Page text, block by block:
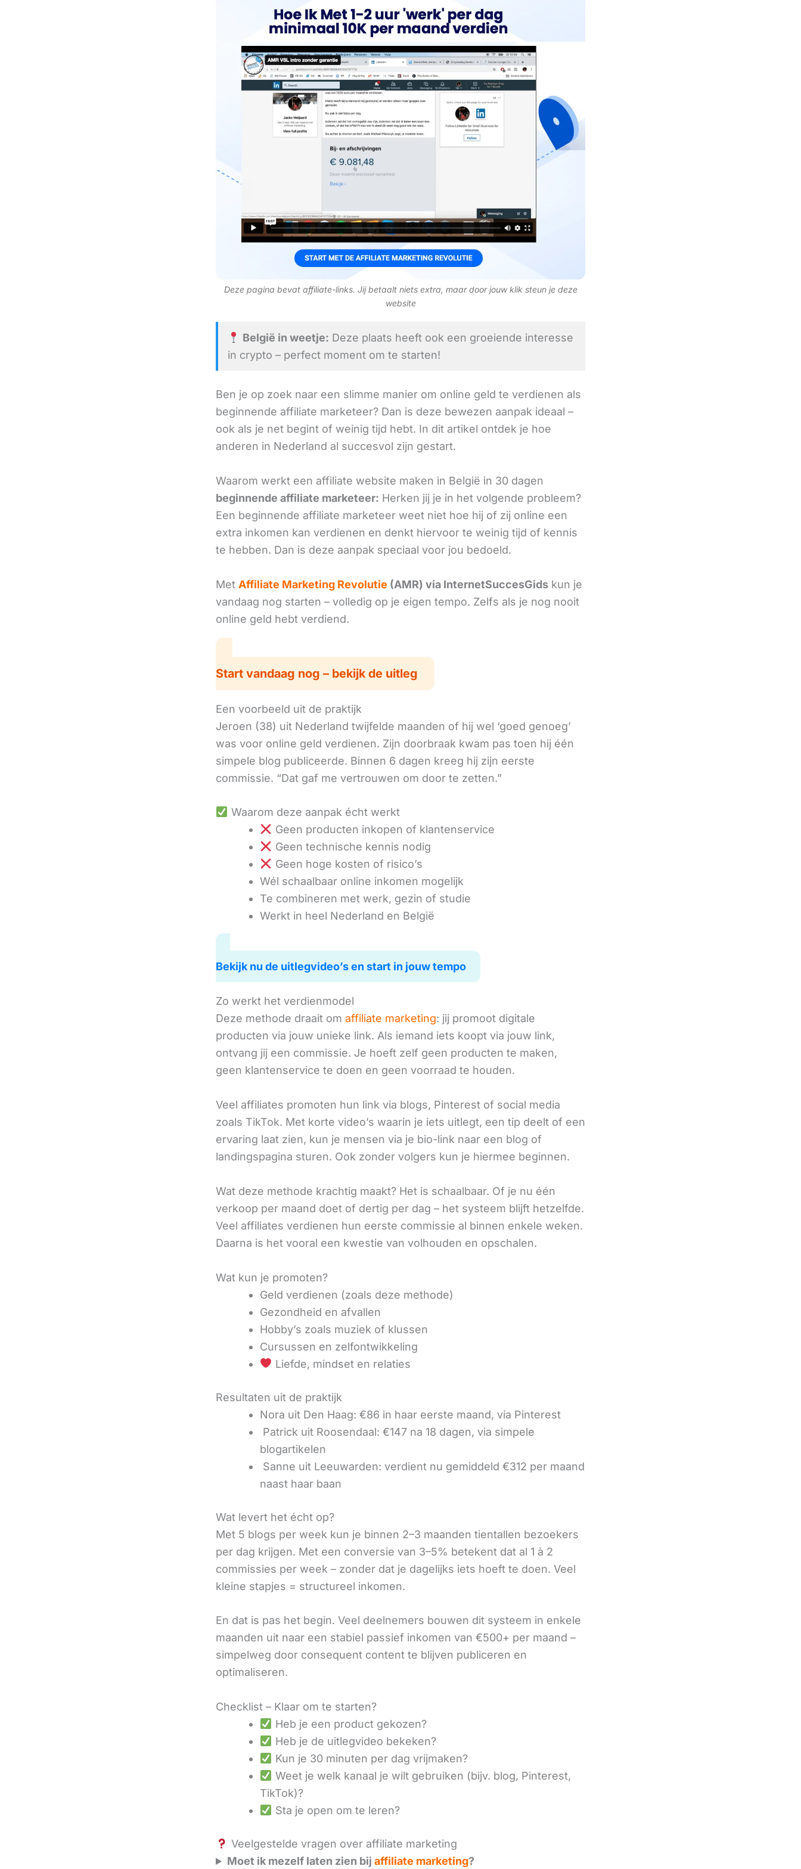
Deze pagina bevat affiliate-links. Jij betaalt niets extra, maar door jouw klik steun je deze
website
België in weetje: Deze plaats heeft ook een groeiende interesse
in crypto – perfect moment om te starten!
Ben je op zoek naar een slimme manier om online geld te verdienen als
beginnende affiliate marketeer? Dan is deze bewezen aanpak ideaal –
ook als je net begint of weinig tijd hebt. In dit artikel ontdek je hoe
anderen in Nederland al succesvol zijn gestart.
Waarom werkt een affiliate website maken in België in 30 dagen
beginnende affiliate marketeer: Herken jij je in het volgende probleem?
Een beginnende affiliate marketeer weet niet hoe hij of zij online een
extra inkomen kan verdienen en denkt hiervoor te weinig tijd of kennis
te hebben. Dan is deze aanpak speciaal voor jou bedoeld.
Met Affiliate Marketing Revolutie (AMR) via InternetSuccesGids kun je
vandaag nog starten – volledig op je eigen tempo. Zelfs als je nog nooit
online geld hebt verdiend.
Start vandaag nog – bekijk de uitleg
Een voorbeeld uit de praktijk
Jeroen (38) uit Nederland twijfelde maanden of hij wel ‘goed genoeg’
was voor online geld verdienen. Zijn doorbraak kwam pas toen hij één
simpele blog publiceerde. Binnen 6 dagen kreeg hij zijn eerste
commissie. “Dat gaf me vertrouwen om door te zetten.”
Waarom deze aanpak écht werkt
Geen producten inkopen of klantenservice
Geen technische kennis nodig
Geen hoge kosten of risico’s
Wél schaalbaar online inkomen mogelijk
Te combineren met werk, gezin of studie
Werkt in heel Nederland en België
Bekijk nu de uitlegvideo’s en start in jouw tempo
Zo werkt het verdienmodel
Deze methode draait om affiliate marketing: jij promoot digitale
producten via jouw unieke link. Als iemand iets koopt via jouw link,
ontvang jij een commissie. Je hoeft zelf geen producten te maken,
geen klantenservice te doen en geen voorraad te houden.
Veel affiliates promoten hun link via blogs, Pinterest of social media
zoals TikTok. Met korte video’s waarin je iets uitlegt, een tip deelt of een
ervaring laat zien, kun je mensen via je bio-link naar een blog of
landingspagina sturen. Ook zonder volgers kun je hiermee beginnen.
Wat deze methode krachtig maakt? Het is schaalbaar. Of je nu één
verkoop per maand doet of dertig per dag – het systeem blijft hetzelfde.
Veel affiliates verdienen hun eerste commissie al binnen enkele weken.
Daarna is het vooral een kwestie van volhouden en opschalen.
Wat kun je promoten?
Geld verdienen (zoals deze methode)
Gezondheid en afvallen
Hobby’s zoals muziek of klussen
Cursussen en zelfontwikkeling
Liefde, mindset en relaties
Resultaten uit de praktijk
Nora uit Den Haag: €86 in haar eerste maand, via Pinterest
‍ Patrick uit Roosendaal: €147 na 18 dagen, via simpele
blogartikelen
‍ Sanne uit Leeuwarden: verdient nu gemiddeld €312 per maand
naast haar baan
Wat levert het écht op?
Met 5 blogs per week kun je binnen 2–3 maanden tientallen bezoekers
per dag krijgen. Met een conversie van 3–5% betekent dat al 1 à 2
commissies per week – zonder dat je dagelijks iets hoeft te doen. Veel
kleine stapjes = structureel inkomen.
En dat is pas het begin. Veel deelnemers bouwen dit systeem in enkele
maanden uit naar een stabiel passief inkomen van €500+ per maand –
simpelweg door consequent content te blijven publiceren en
optimaliseren.
Checklist – Klaar om te starten?
Heb je een product gekozen?
Heb je de uitlegvideo bekeken?
Kun je 30 minuten per dag vrijmaken?
Weet je welk kanaal je wilt gebruiken (bijv. blog, Pinterest,
TikTok)?
Sta je open om te leren?
Veelgestelde vragen over affiliate marketing
Moet ik mezelf laten zien bijaffiliate marketing?